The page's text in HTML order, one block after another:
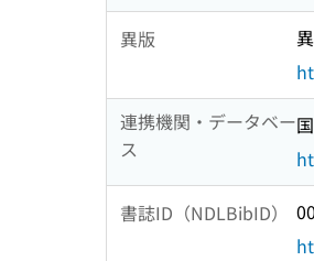
異版
連携機関・データベー
ス
書誌ID（NDLBibID）